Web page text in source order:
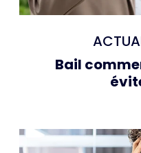
Bail